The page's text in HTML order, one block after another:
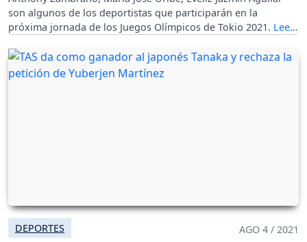
son algunos de los deportistas que participarán en la
próxima jornada de los Juegos Olímpicos de Tokio 2021.
DEPORTES AGO 4 / 2021